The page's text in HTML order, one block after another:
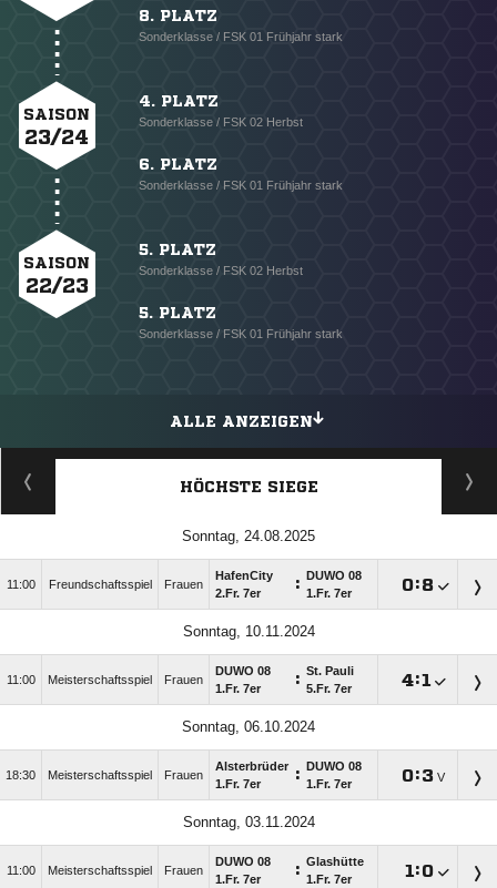
8. PLATZ
Sonderklasse / FSK 01 Frühjahr stark
SAISON
23/24
4. PLATZ
Sonderklasse / FSK 02 Herbst
6. PLATZ
Sonderklasse / FSK 01 Frühjahr stark
SAISON
22/23
5. PLATZ
Sonderklasse / FSK 02 Herbst
5. PLATZ
Sonderklasse / FSK 01 Frühjahr stark
ALLE ANZEIGEN
HÖCHSTE SIEGE
Sonntag, 24.08.2025
11:00 Freundschaftsspiel Frauen
HafenCity
2.Fr. 7er
:
DUWO 08
1.Fr. 7er
:
Sonntag, 10.11.2024
11:00 Meisterschaftsspiel Frauen
DUWO 08
1.Fr. 7er
: St. Pauli
5.Fr. 7er
:
Sonntag, 06.10.2024
18:30 Meisterschaftsspiel Frauen
Alsterbrüder
1.Fr. 7er
:
DUWO 08
1.Fr. 7er
: V
Sonntag, 03.11.2024
11:00 Meisterschaftsspiel Frauen
DUWO 08
1.Fr. 7er
: Glashütte
1.Fr. 7er
: